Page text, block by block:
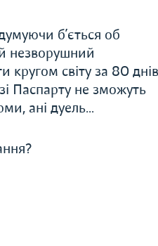
б’ється об
незворушний
кругом світу за 80 днів
Паспарту не зможуть
ані дуель…